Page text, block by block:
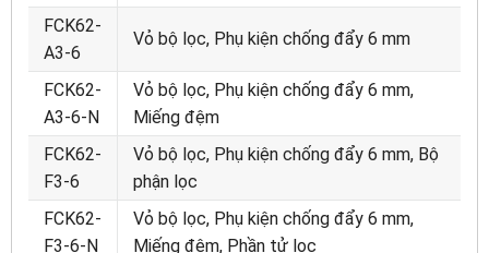
FCK62-
A3-6
Vỏ bộ lọc, Phụ kiện chống đẩy 6 mm
FCK62-
A3-6-N
Vỏ bộ lọc, Phụ kiện chống đẩy 6 mm,
Miếng đệm
FCK62-
F3-6
Vỏ bộ lọc, Phụ kiện chống đẩy 6 mm, Bộ
phận lọc
FCK62-
F3-6-N
Vỏ bộ lọc, Phụ kiện chống đẩy 6 mm,
Miếng đệm, Phần tử lọc